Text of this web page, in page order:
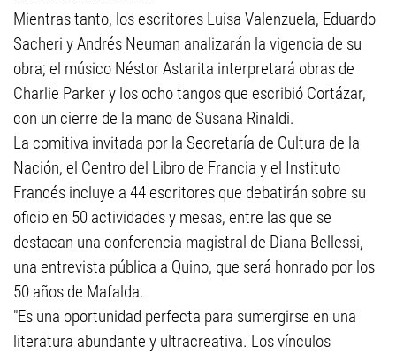
Mientras tanto, los escritores Luisa Valenzuela, Eduardo
Sacheri y Andrés Neuman analizarán la vigencia de su
obra; el músico Néstor Astarita interpretará obras de
Charlie Parker y los ocho tangos que escribió Cortázar,
con un cierre de la mano de Susana Rinaldi.
La comitiva invitada por la Secretaría de Cultura de la
Nación, el Centro del Libro de Francia y el Instituto
Francés incluye a 44 escritores que debatirán sobre su
oficio en 50 actividades y mesas, entre las que se
destacan una conferencia magistral de Diana Bellessi,
una entrevista pública a Quino, que será honrado por los
50 años de Mafalda.
"Es una oportunidad perfecta para sumergirse en una
literatura abundante y ultracreativa. Los vínculos